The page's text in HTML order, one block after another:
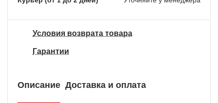
Условия возврата товара
Гарантии
Описание Доставка и оплата